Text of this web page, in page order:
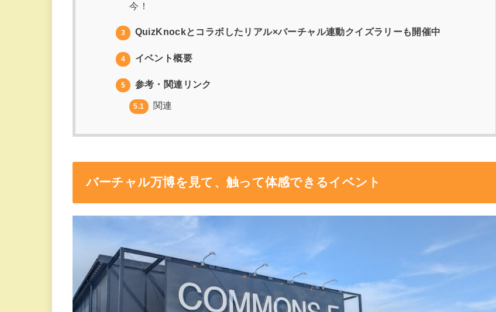
今！
3 QuizKnockとコラボしたリアル×バーチャル連動クイズラリーも開催中
4 イベント概要
5 参考・関連リンク
5.1 関連
バーチャル万博を見て、触って体感できるイベント